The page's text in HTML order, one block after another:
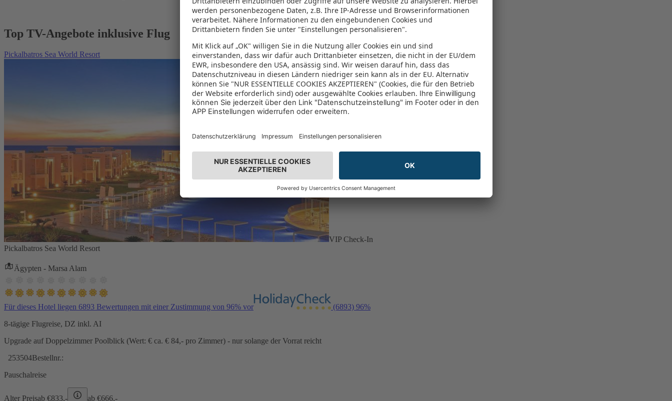
Top TV-Angebote inklusive Flug
Pickalbatros Sea World Resort
VIP Check-In
Pickalbatros Sea World Resort
Ägypten - Marsa Alam
Für dieses Hotel liegen 6893 Bewertungen mit einer Zustimmung von 96% vor (6893) 96%
8-tägige Flugreise, DZ inkl. AI
Upgrade auf Doppelzimmer Poolblick (Wert: € ca. € 84,- pro Zimmer) - nur solange der Vorrat reicht
253504Bestellnr.:
Pauschalreise
Alter Preisab €833,- ab €666,-